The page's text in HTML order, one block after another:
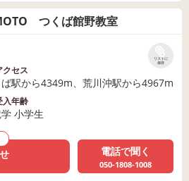
つくば館野教室
リストに
保存
クセス
駅から4349m、荒川沖駅から4967m
入年齢
小学生
電話で聞く
050-1808-1008